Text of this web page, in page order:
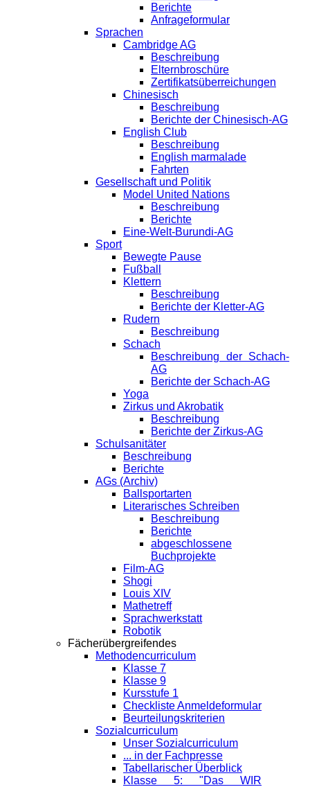
Berichte
Anfrageformular
Sprachen
Cambridge AG
Beschreibung
Elternbroschüre
Zertifikatsüberreichungen
Chinesisch
Beschreibung
Berichte der Chinesisch-AG
English Club
Beschreibung
English marmalade
Fahrten
Gesellschaft und Politik
Model United Nations
Beschreibung
Berichte
Eine-Welt-Burundi-AG
Sport
Bewegte Pause
Fußball
Klettern
Beschreibung
Berichte der Kletter-AG
Rudern
Beschreibung
Schach
Beschreibung der Schach-
AG
Berichte der Schach-AG
Yoga
Zirkus und Akrobatik
Beschreibung
Berichte der Zirkus-AG
Schulsanitäter
Beschreibung
Berichte
AGs (Archiv)
Ballsportarten
Literarisches Schreiben
Beschreibung
Berichte
abgeschlossene
Buchprojekte
Film-AG
Shogi
Louis XIV
Mathetreff
Sprachwerkstatt
Robotik
Fächerübergreifendes
Methodencurriculum
Klasse 7
Klasse 9
Kursstufe 1
Checkliste Anmeldeformular
Beurteilungskriterien
Sozialcurriculum
Unser Sozialcurriculum
... in der Fachpresse
Tabellarischer Überblick
Klasse 5: "Das WIR